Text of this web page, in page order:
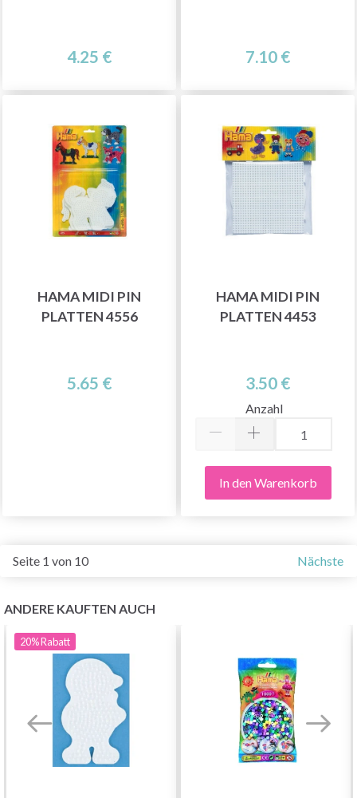
4.25 € 7.10 €
HAMA MIDI PIN
PLATTEN 4556
5.65 €
HAMA MIDI PIN
PLATTEN 4453
3.50 €
Anzahl
In den Warenkorb
Seite 1 von 10 Nächste
ANDERE KAUFTEN AUCH
20%Rabatt